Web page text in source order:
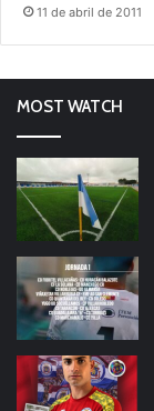
11 de abril de 2011
MOST WATCH